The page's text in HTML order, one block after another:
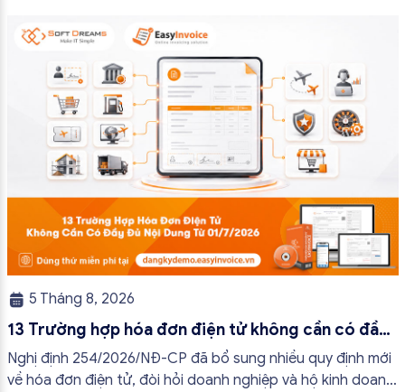
tránh lập hóa đơn không cần thiết hoặc áp […]
5 Tháng 8, 2026
13 Trường hợp hóa đơn điện tử không cần có đầy
đủ nội dung từ 01/7/2026
Nghị định 254/2026/NĐ-CP đã bổ sung nhiều quy định mới
về hóa đơn điện tử, đòi hỏi doanh nghiệp và hộ kinh doanh